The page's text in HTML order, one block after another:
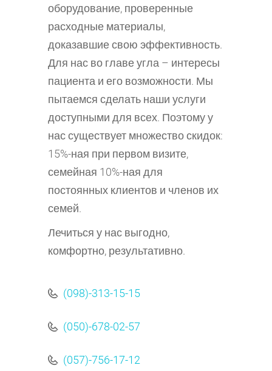
оборудование, проверенные
расходные материалы,
доказавшие свою эффективность.
Для нас во главе угла – интересы
пациента и его возможности. Мы
пытаемся сделать наши услуги
доступными для всех. Поэтому у
нас существует множество скидок:
15%-ная при первом визите,
семейная 10%-ная для
постоянных клиентов и членов их
семей.
Лечиться у нас выгодно,
комфортно, результативно.
(098)-313-15-15
(050)-678-02-57
(057)-756-17-12